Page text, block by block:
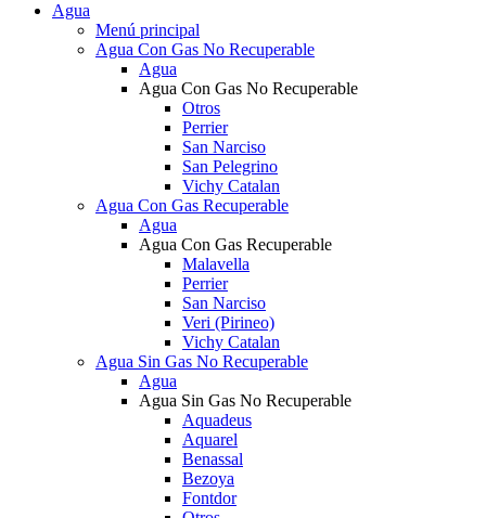
Agua
Menú principal
Agua Con Gas No Recuperable
Agua
Agua Con Gas No Recuperable
Otros
Perrier
San Narciso
San Pelegrino
Vichy Catalan
Agua Con Gas Recuperable
Agua
Agua Con Gas Recuperable
Malavella
Perrier
San Narciso
Veri (Pirineo)
Vichy Catalan
Agua Sin Gas No Recuperable
Agua
Agua Sin Gas No Recuperable
Aquadeus
Aquarel
Benassal
Bezoya
Fontdor